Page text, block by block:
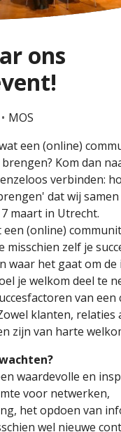
ons
MOS
een (online)
Kom dan
verbinden:
dat wij
maart in Utrecht.
een (online)
misschien zelf je
waar het gaat om de
je welkom deel te
van
klanten, relaties
zijn van harte
waardevolle en
voor netwerken,
het opdoen van
wel nieuwe